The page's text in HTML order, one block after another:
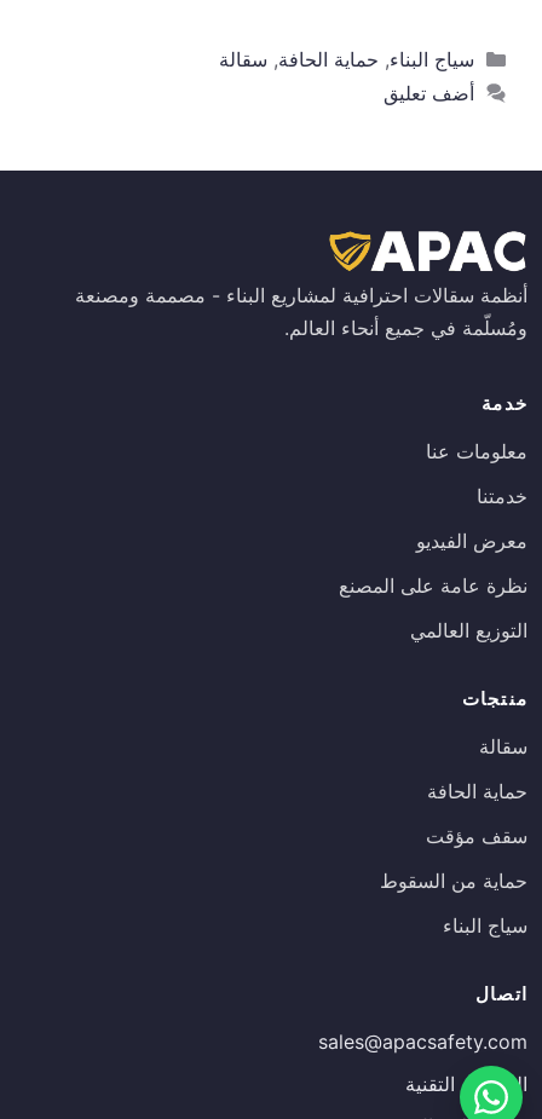
التصنيفات
سياج البناء, حماية الحافة, سقالة
أضف تعليق
أنظمة سقالات احترافية لمشاريع البناء - مصممة ومصنعة
ومُسلّمة في جميع أنحاء العالم.
خدمة
معلومات عنا
خدمتنا
معرض الفيديو
نظرة عامة على المصنع
التوزيع العالمي
منتجات
سقالة
حماية الحافة
سقف مؤقت
حماية من السقوط
سياج البناء
اتصال
sales@apacsafety.com
المقالات التقنية
Spanish
Finnish